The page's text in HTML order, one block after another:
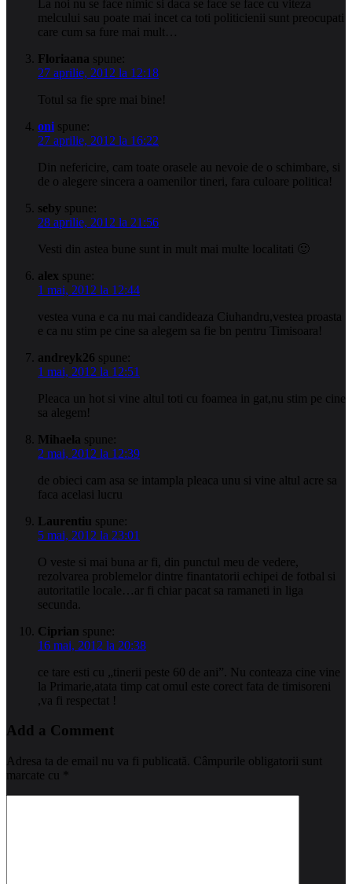
La noi nu se face nimic si daca se face se face cu viteza
melcului sau poate mai incet ca toti politicienii sunt preocupati
care cum sa fure mai mult…
Floriaana spune:
27 aprilie, 2012 la 12:18
Totul sa fie spre mai bine!
oni spune:
27 aprilie, 2012 la 16:22
Din nefericire, cam toate orasele au nevoie de o schimbare, si
de o alegere sincera a oamenilor tineri, fara culoare politica!
seby spune:
28 aprilie, 2012 la 21:56
Vesti din astea bune sunt in mult mai multe localitati 🙂
alex spune:
1 mai, 2012 la 12:44
vestea vuna e ca nu mai candideaza Ciuhandru,vestea proasta
e ca nu stim pe cine sa alegem sa fie bn pentru Timisoara!
andreyk26 spune:
1 mai, 2012 la 12:51
Pleaca un hot si vine altul toti cu foamea in gat,nu stim pe cine
sa alegem!
Mihaela spune:
2 mai, 2012 la 12:39
de obieci cam asa se intampla pleaca unu si vine altul acre sa
faca acelasi lucru
Laurentiu spune:
5 mai, 2012 la 23:01
O veste si mai buna ar fi, din punctul meu de vedere,
rezolvarea problemelor dintre finantatorii echipei de fotbal si
autoritatile locale…ar fi chiar pacat sa ramaneti in liga
secunda.
Ciprian spune:
16 mai, 2012 la 20:38
ce tare esti cu „tinerii peste 60 de ani”. Nu conteaza cine vine
la Primarie,atata timp cat omul este corect fata de timisoreni
,va fi respectat !
Add a Comment
Adresa ta de email nu va fi publicată. Câmpurile obligatorii sunt
marcate cu